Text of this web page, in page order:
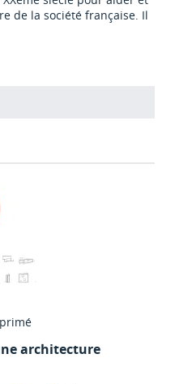
de la société française. Il
architecture